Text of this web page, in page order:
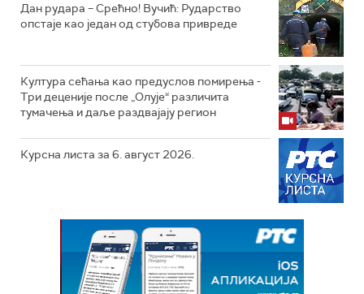
Дан рудара – Срећно! Вучић: Рударство
опстаје као један од стубова привреде
Култура сећања као предуслов помирења ­-
Три деценије после „Олује“ различита
тумачења и даље раздвајају регион
Курсна листа за 6. август 2026.